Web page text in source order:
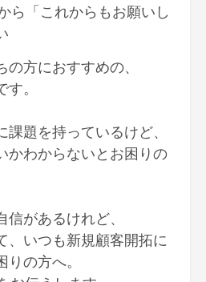
ら「これからもお願いし
方におすすめの、
。
題を持っているけど、
かわからないとお困りの
があるけれど、
、いつも新規顧客開拓に
の方へ。